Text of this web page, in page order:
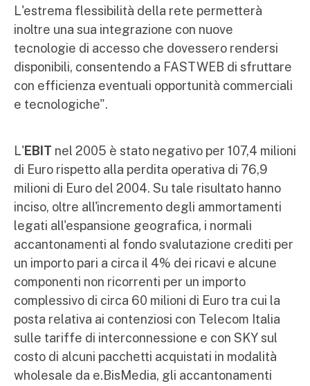
L'estrema flessibilità della rete permetterà
inoltre una sua integrazione con nuove
tecnologie di accesso che dovessero rendersi
disponibili, consentendo a FASTWEB di sfruttare
con efficienza eventuali opportunità commerciali
e tecnologiche".
L'EBIT nel 2005 è stato negativo per 107,4 milioni
di Euro rispetto alla perdita operativa di 76,9
milioni di Euro del 2004. Su tale risultato hanno
inciso, oltre all'incremento degli ammortamenti
legati all'espansione geografica, i normali
accantonamenti al fondo svalutazione crediti per
un importo pari a circa il 4% dei ricavi e alcune
componenti non ricorrenti per un importo
complessivo di circa 60 milioni di Euro tra cui la
posta relativa ai contenziosi con Telecom Italia
sulle tariffe di interconnessione e con SKY sul
costo di alcuni pacchetti acquistati in modalità
wholesale da e.BisMedia, gli accantonamenti